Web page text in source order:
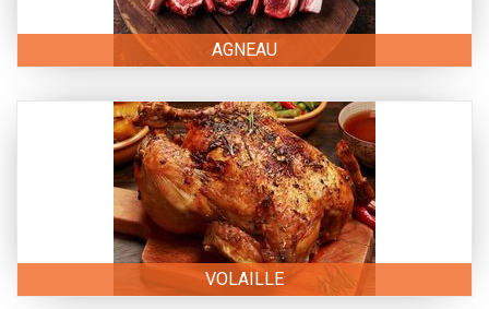
AGNEAU
VOLAILLE